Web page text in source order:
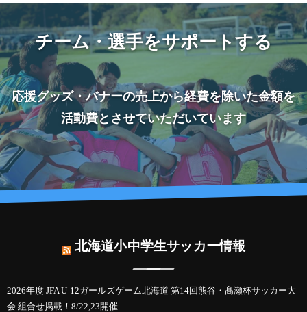
チーム・選手をサポートする
応援グッズ・バナーの売上から経費を除いた金額を
活動費とさせていただいています
北海道小中学生サッカー情報
2026年度 JFA U-12ガールズゲーム北海道 第14回熊谷・髙瀬杯サッカー大
会 組合せ掲載！8/22,23開催